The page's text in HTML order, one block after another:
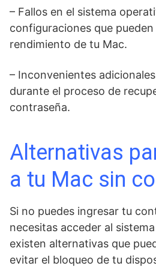
– Fallos en el sistema
configuraciones que
⁤rendimiento de ‌tu Mac.
– Inconvenientes
durante el proceso de
contraseña.
Alternativas
a tu⁤ Mac sin⁤
Si no puedes ingresar tu
necesitas acceder al
existen alternativas que
evitar‍ el bloqueo ‍de tu